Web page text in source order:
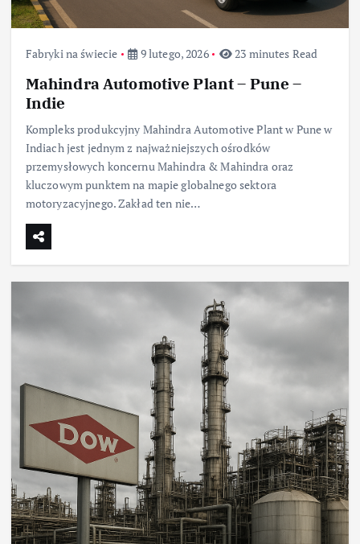
Fabryki na świecie 9 lutego, 2026 23 minutes Read
Mahindra Automotive Plant – Pune –
Indie
Kompleks produkcyjny Mahindra Automotive Plant w Pune w
Indiach jest jednym z najważniejszych ośrodków
przemysłowych koncernu Mahindra & Mahindra oraz
kluczowym punktem na mapie globalnego sektora
motoryzacyjnego. Zakład ten nie…